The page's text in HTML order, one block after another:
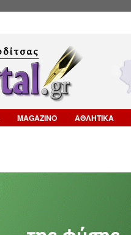
MAGAZINO ΑΘΛΗΤΙΚΑ